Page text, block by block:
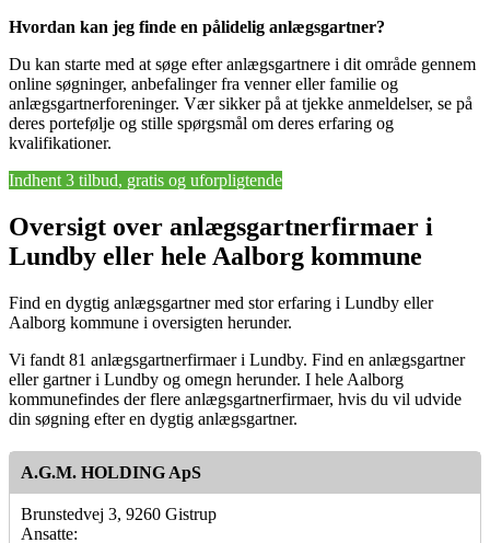
Hvordan kan jeg finde en pålidelig anlægsgartner?
Du kan starte med at søge efter anlægsgartnere i dit område gennem
online søgninger, anbefalinger fra venner eller familie og
anlægsgartnerforeninger. Vær sikker på at tjekke anmeldelser, se på
deres portefølje og stille spørgsmål om deres erfaring og
kvalifikationer.
Indhent 3 tilbud, gratis og uforpligtende
Oversigt over anlægsgartnerfirmaer i
Lundby eller hele Aalborg kommune
Find en dygtig anlægsgartner med stor erfaring i Lundby eller
Aalborg kommune i oversigten herunder.
Vi fandt 81 anlægsgartnerfirmaer i Lundby. Find en anlægsgartner
eller gartner i Lundby og omegn herunder. I hele Aalborg
kommunefindes der flere anlægsgartnerfirmaer, hvis du vil udvide
din søgning efter en dygtig anlægsgartner.
A.G.M. HOLDING ApS
Brunstedvej 3, 9260 Gistrup
Ansatte: